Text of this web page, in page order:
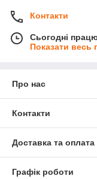
Контакти
Сьогодні
Показати весь
Про нас
Контакти
Доставка та оплата
Графік роботи